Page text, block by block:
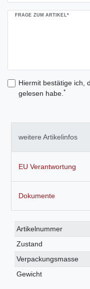
FRAGE ZUM ARTIKEL*
Hiermit bestätige ich,
gelesen habe. *
weitere Artikelinfos
EU Verantwortung
Dokumente
Technisches
Merkmal
Wert
Artikelnummer
Zustand
Verpackungsmasse
Gewicht